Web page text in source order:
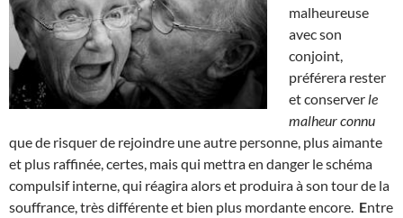
malheureuse
avec son
conjoint,
préférera rester
et conserver le
malheur connu
que de risquer de rejoindre une autre personne, plus aimante
et plus raffinée, certes, mais qui mettra en danger le schéma
compulsif interne, qui réagira alors et produira à son tour de la
souffrance, très différente et bien plus mordante encore. Entre